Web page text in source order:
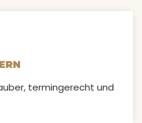
termingerecht und